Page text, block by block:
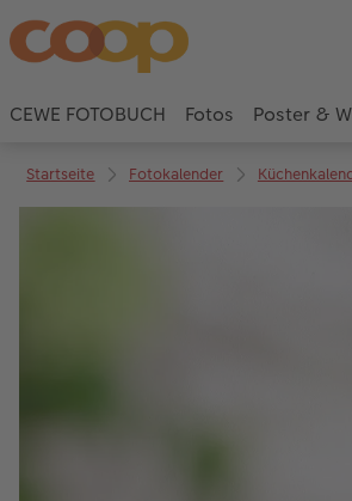
CEWE FOTOBUCH Fotos Poster &
Startseite Fotokalender